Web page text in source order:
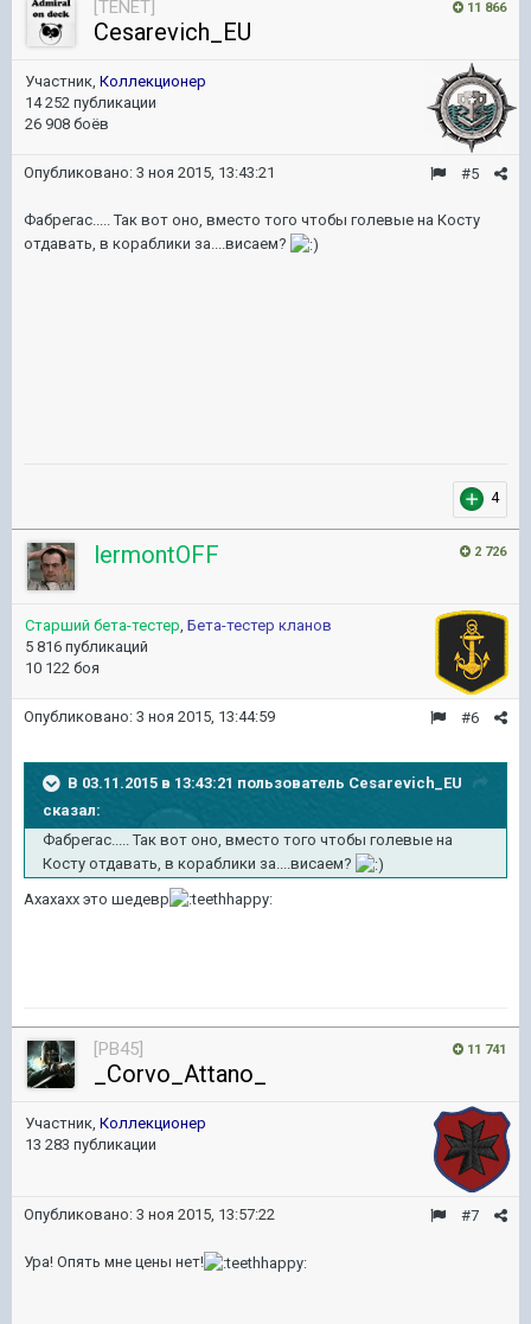
11 866
[TENET]
Cesarevich_EU
Участник, Коллекционер
14 252 публикации
26 908 боёв
#5
Опубликовано: 3 ноя 2015, 13:43:21
Фабрегас..... Так вот оно, вместо того чтобы голевые на Косту
отдавать, в кораблики за....висаем?
4
2 726
lermontOFF
Старший бета-тестер, Бета-тестер кланов
5 816 публикаций
10 122 боя
#6
Опубликовано: 3 ноя 2015, 13:44:59
В 03.11.2015 в 13:43:21 пользователь Cesarevich_EU
сказал:
Фабрегас..... Так вот оно, вместо того чтобы голевые на
Косту отдавать, в кораблики за....висаем?
Ахахахх это шедевр
11 741
[PB45]
_Corvo_Attano_
Участник, Коллекционер
13 283 публикации
#7
Опубликовано: 3 ноя 2015, 13:57:22
Ура! Опять мне цены нет!